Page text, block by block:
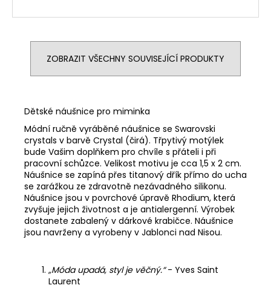
ZOBRAZIT VŠECHNY SOUVISEJÍCÍ PRODUKTY
Dětské náušnice pro miminka
Módní ručně vyráběné náušnice se Swarovski
crystals v barvě Crystal (čirá). Třpytivý motýlek
bude Vašim doplňkem pro chvíle s přáteli i při
pracovní schůzce. Velikost motivu je cca 1,5 x 2 cm.
Náušnice se zapíná přes titanový dřík přímo do ucha
se zarážkou ze zdravotně nezávadného silikonu.
Náušnice jsou v povrchové úpravě Rhodium, která
zvyšuje jejich životnost a je antialergenní. Výrobek
dostanete zabalený v dárkové krabičce. Náušnice
jsou navrženy a vyrobeny v Jablonci nad Nisou.
„Móda upadá, styl je věčný.“ - Yves Saint
Laurent